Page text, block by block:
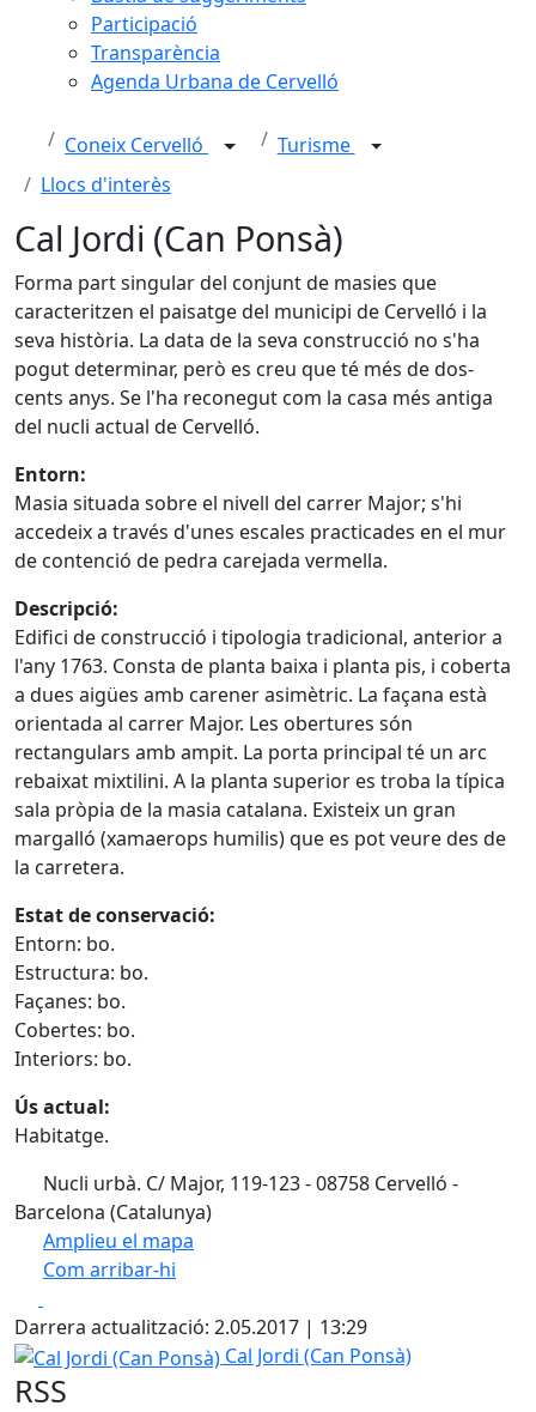
Participació
Transparència
Agenda Urbana de Cervelló
Coneix Cervelló
Turisme
Llocs d'interès
Cal Jordi (Can Ponsà)
Forma part singular del conjunt de masies que
caracteritzen el paisatge del municipi de Cervelló i la
seva història. La data de la seva construcció no s'ha
pogut determinar, però es creu que té més de dos-
cents anys. Se l'ha reconegut com la casa més antiga
del nucli actual de Cervelló.
Entorn:
Masia situada sobre el nivell del carrer Major; s'hi
accedeix a través d'unes escales practicades en el mur
de contenció de pedra carejada vermella.
Descripció:
Edifici de construcció i tipologia tradicional, anterior a
l'any 1763. Consta de planta baixa i planta pis, i coberta
a dues aigües amb carener asimètric. La façana està
orientada al carrer Major. Les obertures són
rectangulars amb ampit. La porta principal té un arc
rebaixat mixtilini. A la planta superior es troba la típica
sala pròpia de la masia catalana. Existeix un gran
margalló (xamaerops humilis) que es pot veure des de
la carretera.
Estat de conservació:
Entorn: bo.
Estructura: bo.
Façanes: bo.
Cobertes: bo.
Interiors: bo.
Ús actual:
Habitatge.
Nucli urbà. C/ Major, 119-123 - 08758 Cervelló -
Barcelona (Catalunya)
Amplieu el mapa
Com arribar-hi
+
−
Darrera actualització: 2.05.2017 | 13:29
Cal Jordi (Can Ponsà)
Cal Jordi (Can Ponsà)
RSS